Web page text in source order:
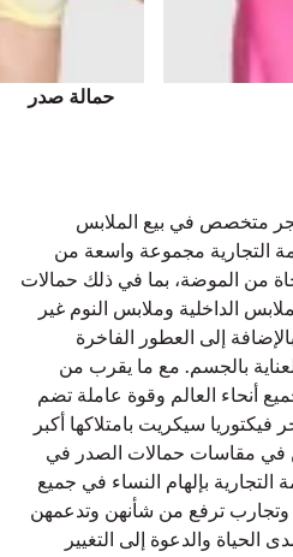
حمالة صدر
متخصص في بيع الملابس
التجارية مجموعة واسعة من
من الموضة، بما في ذلك حمالات
الداخلية وملابس النوم غير
إلى العطور الفاخرة
بالجسم. مع ما يقرب من
جميع أنحاء العالم وقوة عاملة تضم
تفتخر فيكتوريا سيكريت بامتلاكها أكبر
في مقاسات حمالات الصدر في
التجارية بإلهام النساء في جميع
وتجارب ترفع من شأنهن وتدعمهن
الحياة والدعوة إلى التغيير